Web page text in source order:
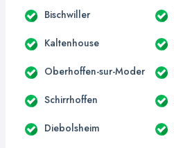
Bischwiller
Kaltenhouse
Oberhoffen-sur-Moder
Schirrhoffen
Diebolsheim